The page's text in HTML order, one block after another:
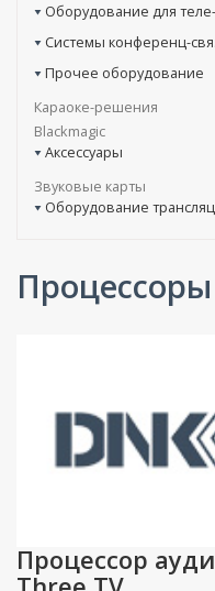
Оборудование для
Системы конференц-
Прочее оборудование
Караоке-решения
Blackmagic
Аксессуары
Звуковые карты
Оборудование
Процессор